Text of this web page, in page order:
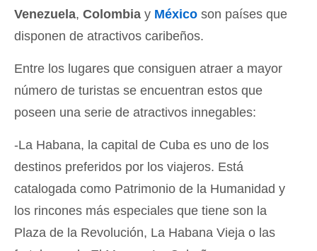
Venezuela, Colombia y México son países que
disponen de atractivos caribeños.
Entre los lugares que consiguen atraer a mayor
número de turistas se encuentran estos que
poseen una serie de atractivos innegables:
-La Habana, la capital de Cuba es uno de los
destinos preferidos por los viajeros. Está
catalogada como Patrimonio de la Humanidad y
los rincones más especiales que tiene son la
Plaza de la Revolución, La Habana Vieja o las